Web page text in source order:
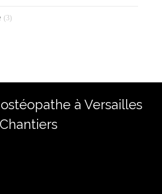
(3)
à Versailles
Chantiers